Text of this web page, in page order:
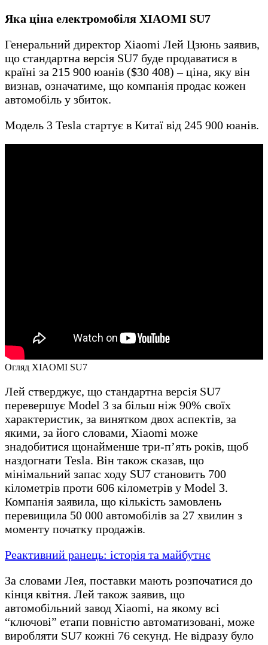
Яка ціна електромобіля XIAOMI SU7
Генеральний директор Xiaomi Лей Цзюнь заявив,
що стандартна версія SU7 буде продаватися в
країні за 215 900 юанів ($30 408) – ціна, яку він
визнав, означатиме, що компанія продає кожен
автомобіль у збиток.
Модель 3 Tesla стартує в Китаї від 245 900 юанів.
Огляд XIAOMI SU7
Лей стверджує, що стандартна версія SU7
перевершує Model 3 за більш ніж 90% своїх
характеристик, за винятком двох аспектів, за
якими, за його словами, Xiaomi може
знадобитися щонайменше три-п’ять років, щоб
наздогнати Tesla. Він також сказав, що
мінімальний запас ходу SU7 становить 700
кілометрів проти 606 кілометрів у Model 3.
Компанія заявила, що кількість замовлень
перевищила 50 000 автомобілів за 27 хвилин з
моменту початку продажів.
Реактивний ранець: історія та майбутнє
За словами Лея, поставки мають розпочатися до
кінця квітня. Лей також заявив, що
автомобільний завод Xiaomi, на якому всі
“ключові” етапи повністю автоматизовані, може
виробляти SU7 кожні 76 секунд. Не відразу було